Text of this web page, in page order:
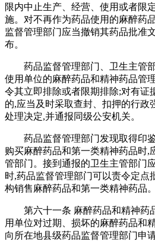
限内中止生产、经营、使用或者限
施。对不再作为药品使用的麻醉药
监督管理部门应当撤销其药品批准
布。
药品监督管理部门、卫生主管
使用单位的麻醉药品和精神药品管
令其立即排除或者限期排除;对有证
的,应当及时采取查封、扣押的行政
处理决定,并通报同级公安机关。
药品监督管理部门发现取得印
购买麻醉药品和第一类精神药品时,
管部门。接到通报的卫生主管部门
时,药品监督管理部门可以责令定点
构销售麻醉药品和第一类精神药品。
第六十一条 麻醉药品和精神药
用单位对过期、损坏的麻醉药品和
向所在地县级药品监督管理部门申